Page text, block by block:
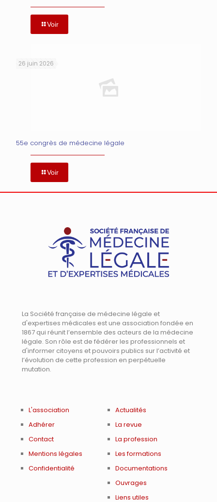
Voir
26 juin 2026
55e congrès de médecine légale
Voir
La Société française de médecine légale et
d'expertises médicales est une association fondée en
1867 qui réunit l’ensemble des acteurs de la médecine
légale. Son rôle est de fédérer les professionnels et
d'informer citoyens et pouvoirs publics sur l’activité et
l’évolution de cette profession en perpétuelle
mutation.
L'association
Adhérer
Contact
Mentions légales
Confidentialité
Actualités
La revue
La profession
Les formations
Documentations
Ouvrages
Liens utiles